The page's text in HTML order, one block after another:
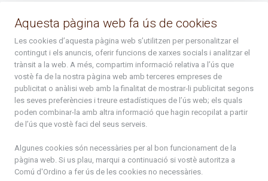
atenciociutadana@ordino.ad
+376 878 100
De Dl. a Dv. : de 8 a 16h (els divendres a partir de l'1 de juny
fins al divendres de la setmana de Meritxell : de 8 a 14h)
Rep tota l'actualitat del Comú d'Ordino en el teu correu
Subscriu-te
Aquesta pàgina web fa ús de cookies
Les cookies d’aquesta pàgina web s’utilitzen per personalitzar el
contingut i els anuncis, oferir funcions de xarxes socials i analitzar el
trànsit a la web. A més, compartim informació relativa a l’ús que
vostè fa de la nostra pàgina web amb terceres empreses de
publicitat o anàlisi web amb la finalitat de mostrar-li publicitat segons
les seves preferències i treure estadístiques de l’ús web; els quals
poden combinar-la amb altra informació que hagin recopilat a partir
de l’ús que vostè faci del seus serveis.
Algunes cookies són necessàries per al bon funcionament de la
pàgina web. Si us plau, marqui a continuació si vostè autoritza a
Comú d'Ordino a fer ús de les cookies no necessàries.